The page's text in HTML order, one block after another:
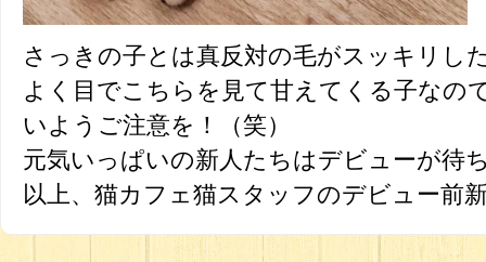
さっきの子とは真反対の毛がスッキリ
よく目でこちらを見て甘えてくる子なの
いようご注意を！（笑）
元気いっぱいの新人たちはデビューが待
以上、猫カフェ猫スタッフのデビュー前